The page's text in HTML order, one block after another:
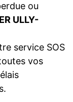
ou
ULLY-
service SOS
vos